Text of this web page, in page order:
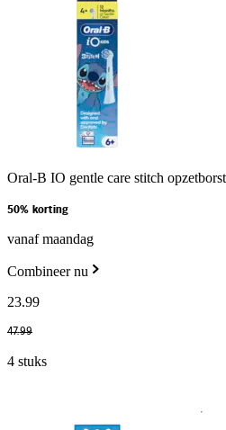
Oral-B IO gentle care stitch
50% korting
vanaf maandag
Combineer nu
23.99
47.99
4 stuks